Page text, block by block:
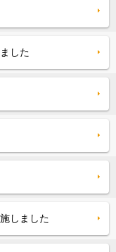
した
しました